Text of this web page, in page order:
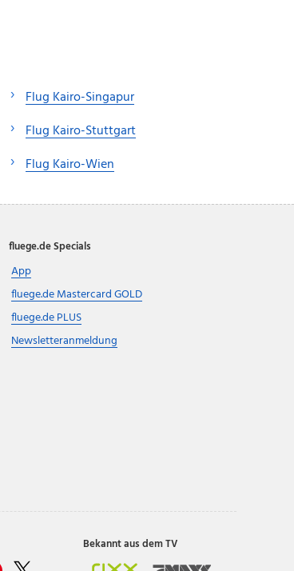
Flug Kairo-Singapur
Flug Kairo-Stuttgart
Flug Kairo-Wien